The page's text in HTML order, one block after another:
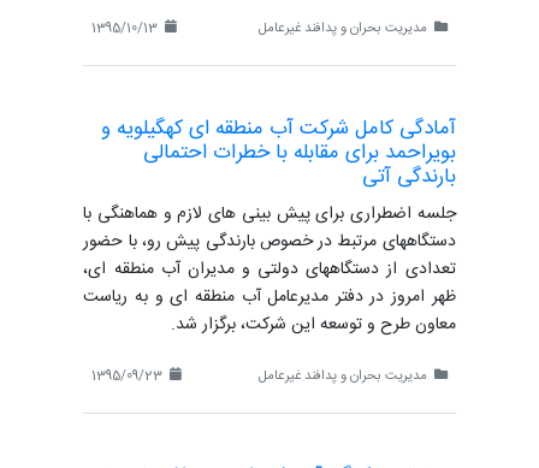
مدیریت بحران و پدافند غیرعامل
آمادگی کامل شرکت آب منطقه ای کهگیلویه و
بویراحمد برای مقابله با خطرات احتمالی
بارندگی آتی
جلسه اضطراری برای پیش بینی های لازم و هماهنگی با
دستگاههای مرتبط در خصوص بارندگی پیش رو، با حضور
تعدادی از دستگاههای دولتی و مدیران آب منطقه ای،
ظهر امروز در دفتر مدیرعامل آب منطقه ای و به ریاست
معاون طرح و توسعه این شرکت، برگزار شد.
مدیریت بحران و پدافند غیرعامل